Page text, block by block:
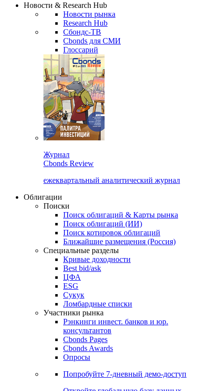
Новости & Research Hub
Новости рынка
Research Hub
Сбондс-ТВ
Cbonds для СМИ
Глоссарий
Журнал
Cbonds Review
ежеквартальный аналитический журнал
Облигации
Поиски
Поиск облигаций & Карты рынка
Поиск облигаций (ИИ)
Поиск котировок облигаций
Ближайшие размещения (Россия)
Специальные разделы
Кривые доходности
Best bid/ask
ЦФА
ESG
Сукук
Ломбардные списки
Участники рынка
Рэнкинги инвест. банков и юр.
консультантов
Cbonds Pages
Cbonds Awards
Опросы
Попробуйте 7-дневный демо-доступ